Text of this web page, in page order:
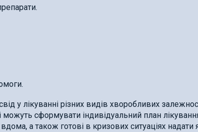
у лікуванні різних видів хворобливих
можуть сформувати індивідуальний план
а також готові в кризових ситуаціях надати